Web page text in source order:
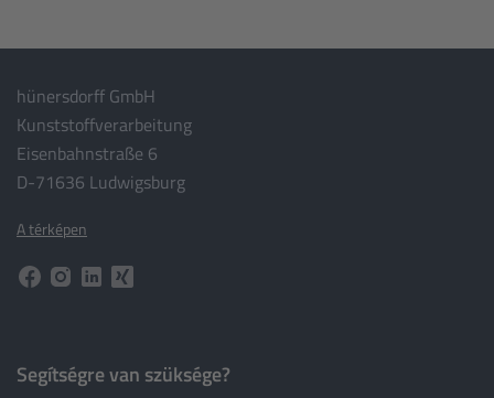
hünersdorff GmbH
Kunststoffverarbeitung
Eisenbahnstraße 6
D-71636 Ludwigsburg
A térképen
Segítségre van szüksége?